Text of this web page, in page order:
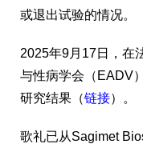
或退出试验的情况。
2025年9月17日，在
与性病学会（EADV
研究结果（链接）。
歌礼已从Sagimet